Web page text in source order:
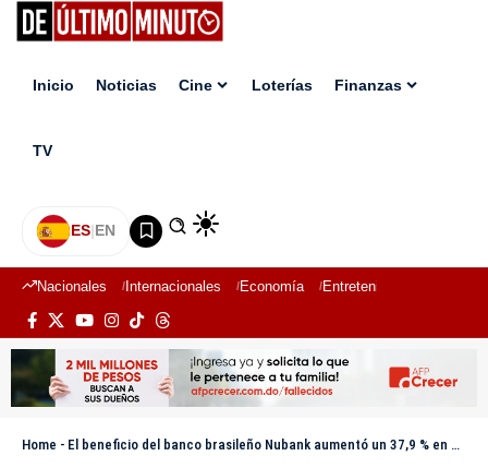
Inicio Noticias Cine Loterías Finanzas
TV
ES|EN
Nacionales Internacionales Economía Entretenimiento
Home - El beneficio del banco brasileño Nubank aumentó un 37,9 % en el primer semestre